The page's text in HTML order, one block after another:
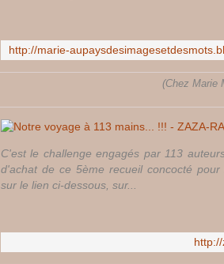
(Chez Marie
C'est le challenge engagés par 113
d'achat de ce 5ème recueil concocté
sur le lien ci-dessous, sur...